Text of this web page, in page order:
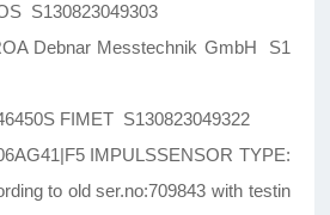
S130823049303
Debnar Messtechnik GmbH S1
FIMET S130823049322
IMPULSSENSOR TYPE:
to old ser.no:709843 with testin